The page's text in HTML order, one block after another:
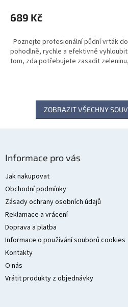
689 Kč
Poznejte profesionální půdní vrták
pohodlně, rychle a efektivně
tom, zda potřebujete zasadit
ZOBRAZIT VŠECHNY
Informace pro vás
Jak nakupovat
Obchodní podmínky
Zásady ochrany osobních údajů
Reklamace a vrácení
Doprava a platba
Informace o používání souborů cookies
Kontakty
O nás
Vrátit produkty z objednávky